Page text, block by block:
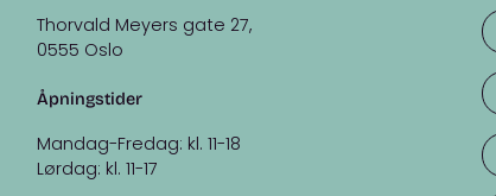
Thorvald Meyers gate 27,
0555 Oslo
Åpningstider
Mandag-Fredag: kl. 11-18
Lørdag: kl. 11-17